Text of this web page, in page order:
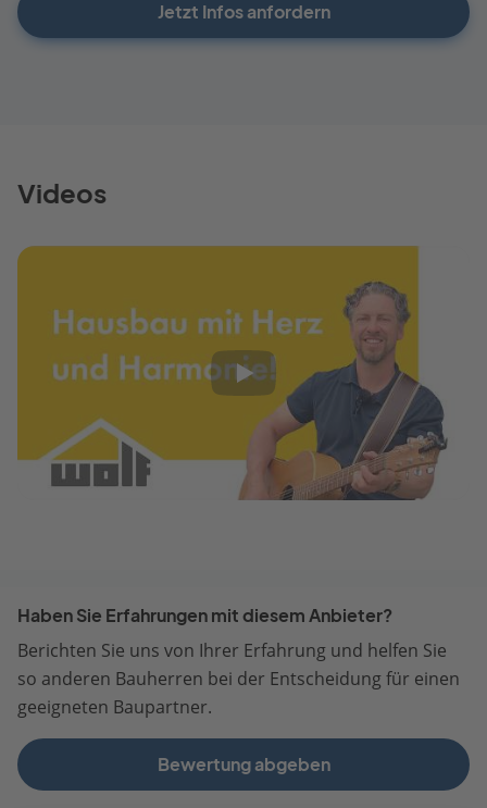
Jetzt Infos anfordern
Videos
Haben Sie Erfahrungen mit diesem Anbieter?
Berichten Sie uns von Ihrer Erfahrung und helfen Sie
so anderen Bauherren bei der Entscheidung für einen
geeigneten Baupartner.
Bewertung abgeben